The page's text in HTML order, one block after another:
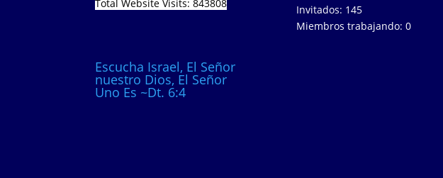
Total Website Visits: 843808
Escucha Israel, El Señor
nuestro Dios, El Señor
Uno Es ~Dt. 6:4
Invitados: 145
Miembros trabajando: 0